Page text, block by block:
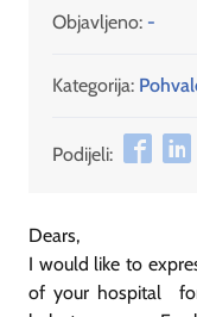
Objavljeno: -
Kategorija:
Podijeli:
Dears,
I would like to
of your hospital